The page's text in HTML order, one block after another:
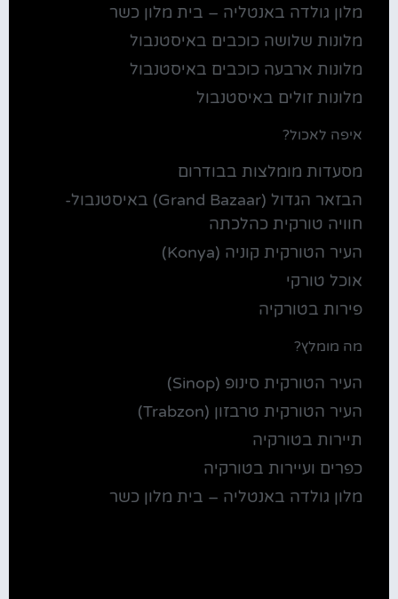
מלון גולדה באנטליה – בית מלון כשר
מלונות שלושה כוכבים באיסטנבול
מלונות ארבעה כוכבים באיסטנבול
מלונות זולים באיסטנבול
איפה לאכול?
מסעדות מומלצות בבודרום
הבזאר הגדול (Grand Bazaar) באיסטנבול-
חוויה טורקית כהלכתה
העיר הטורקית קוניה (Konya)
אוכל טורקי
פירות בטורקיה
מה מומלץ?
העיר הטורקית סינופ (Sinop)
העיר הטורקית טרבזון (Trabzon)
תיירות בטורקיה
כפרים ועיירות בטורקיה
מלון גולדה באנטליה – בית מלון כשר